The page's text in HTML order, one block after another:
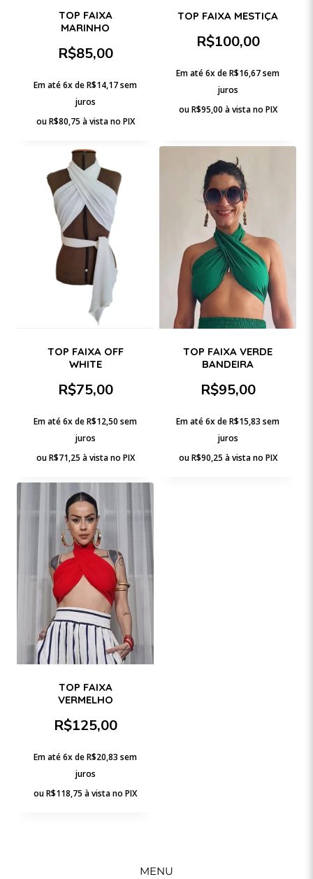
TOP FAIXA
MARINHO
R$85,00
Em até 6x deR$14,17sem
juros
ou R$80,75 à vista no PIX
TOP FAIXA MESTIÇA
R$100,00
Em até 6x deR$16,67sem
juros
ou R$95,00 à vista no PIX
TOP FAIXA OFF
WHITE
R$75,00
Em até 6x deR$12,50 sem
juros
ou R$71,25 à vista no PIX
TOP FAIXA VERDE
BANDEIRA
R$95,00
Em até 6x deR$15,83 sem
juros
ou R$90,25 à vista no PIX
TOP FAIXA
VERMELHO
R$125,00
Em até 6x deR$20,83 sem
juros
ouR$118,75 à vista no PIX
MENU